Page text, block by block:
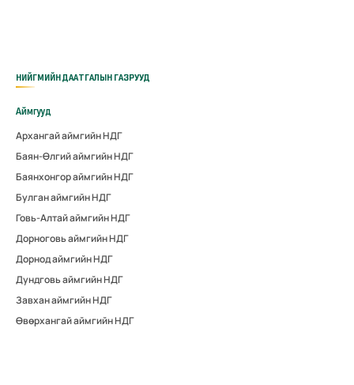
НИЙГМИЙН ДААТГАЛЫН ГАЗРУУД
Аймгууд
Архангай аймгийн НДГ
Баян-Өлгий аймгийн НДГ
Баянхонгор аймгийн НДГ
Булган аймгийн НДГ
Говь-Алтай аймгийн НДГ
Дорноговь аймгийн НДГ
Дорнод аймгийн НДГ
Дундговь аймгийн НДГ
Завхан аймгийн НДГ
Өвөрхангай аймгийн НДГ